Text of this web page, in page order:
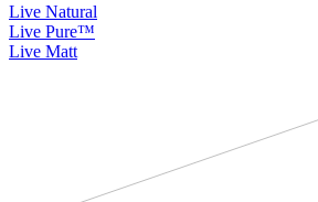
Live Natural
Live Pure™
Live Matt